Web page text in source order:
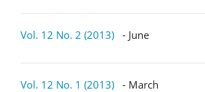
Vol. 12 No. 2 (2013) - June
Vol. 12 No. 1 (2013) - March